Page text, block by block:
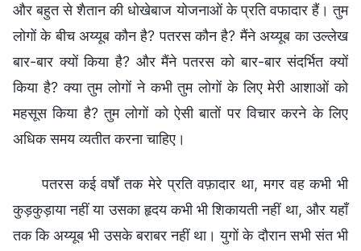
और बहुत से शैतान की धोखेबाज योजनाओं के प्रति वफादार हैं। तुम
लोगों के बीच अय्यूब कौन है? पतरस कौन है? मैंने अय्यूब का उल्लेख
बार-बार क्यों किया है? और मैंने पतरस को बार-बार संदर्भित क्यों
किया है? क्या तुम लोगों ने कभी तुम लोगों के लिए मेरी आशाओं को
महसूस किया है? तुम लोगों को ऐसी बातों पर विचार करने के लिए
अधिक समय व्यतीत करना चाहिए।
पतरस कई वर्षों तक मेरे प्रति वफ़ादार था, मगर वह कभी भी
कुड़कुड़ाया नहीं या उसका हृदय कभी भी शिकायती नहीं था, और यहाँ
तक कि अय्यूब भी उसके बराबर नहीं था। युगों के दौरान सभी संत भी